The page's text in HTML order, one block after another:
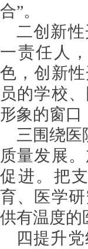
合”。
二创新
一责任人
色，创新
员的学校
形象的窗口
三围绕医
质量发展
促进。把
育、医学
供有温度的
四提升